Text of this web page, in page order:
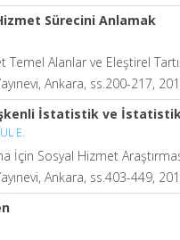
Sürecini Anlamak
Temel Alanlar ve Eleştirel
Ankara, ss.200-217,
İstatistik ve
E.
İçin Sosyal Hizmet
Ankara, ss.403-449,